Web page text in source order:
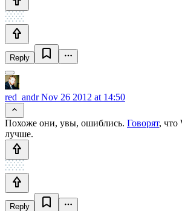
Reply
red_andrNov 26 2012 at 14:50
Похоже они, увы, ошиблись. Говорят, что
лучше.
Reply